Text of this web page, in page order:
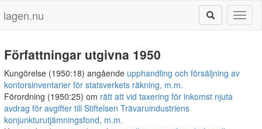
lagen.nu
Författningar utgivna 1950
Kungörelse (1950:18) angående upphandling och försäljning av
kontorsinventarier för statsverkets räkning, m.m.
Förordning (1950:25) om rätt att vid taxering för inkomst njuta
avdrag för avgifter till Stiftelsen Trävaruindustriens
konjunkturutjämningsfond, m.m.